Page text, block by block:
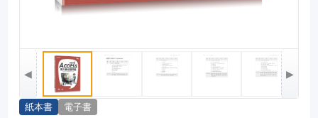
◀ ▶
紙本書 電子書